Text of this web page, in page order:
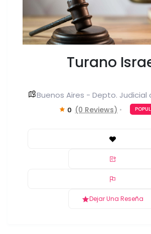
Turano
Buenos Aires - Depto. Judicial
0 (0 Reviews)
Dejar Una Reseña